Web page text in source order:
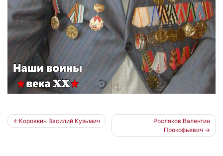
Навигация
Коровкин Василий Кузьмич
Росляков Валентин
Прокофьевич